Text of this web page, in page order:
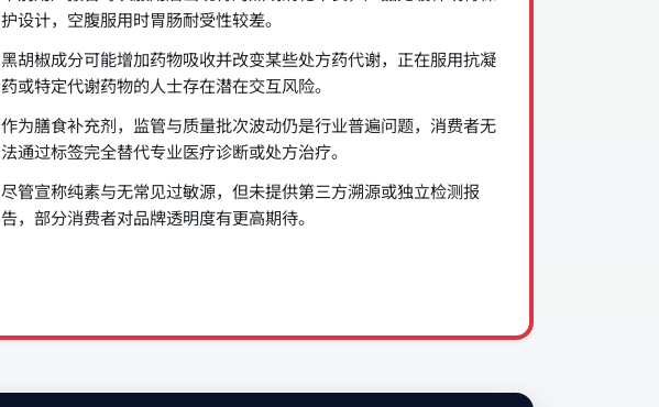
护设计，空腹服用时胃肠耐受性较差。
黑胡椒成分可能增加药物吸收并改变某些处方药代谢，正在服用抗凝
药或特定代谢药物的人士存在潜在交互风险。
作为膳食补充剂，监管与质量批次波动仍是行业普遍问题，消费者无
法通过标签完全替代专业医疗诊断或处方治疗。
尽管宣称纯素与无常见过敏源，但未提供第三方溯源或独立检测报
告，部分消费者对品牌透明度有更高期待。